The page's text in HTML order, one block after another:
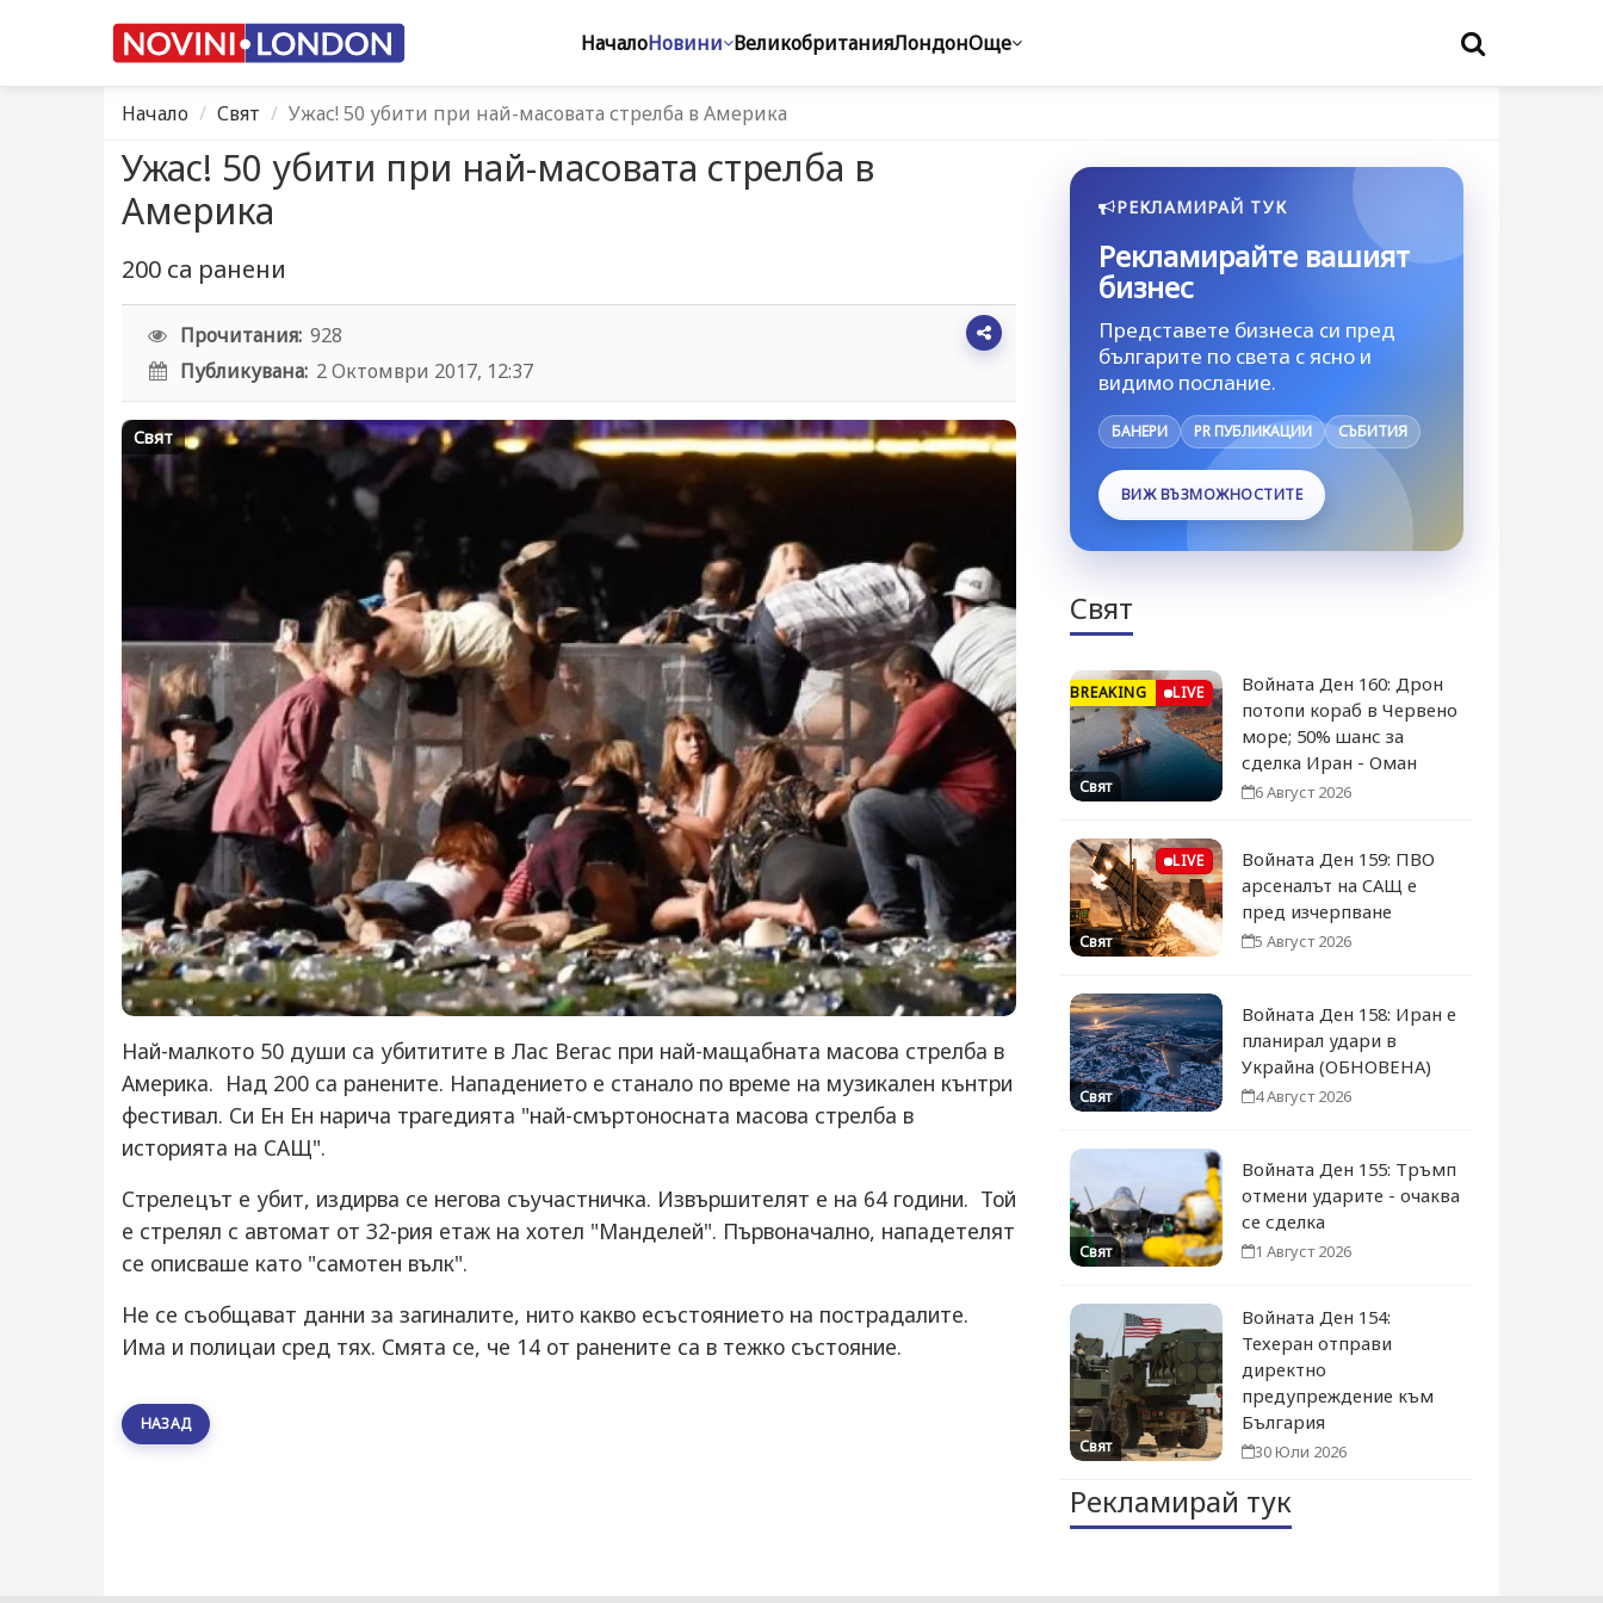
НачалоНовини ВеликобританияЛондонОще
Начало Свят Ужас! 50 убити при най-масовата стрелба в Америка
Ужас! 50 убити при най-масовата стрелба в
Америка
200 са ранени
Прочитания: 928
Публикувана: 2 Октомври 2017, 12:37
Свят
Най-малкото 50 души са убититите в Лас Вегас при най-мащабната масова стрелба в
Америка. Над 200 са ранените. Нападението е станало по време на музикален кънтри
фестивал. Си Ен Ен нарича трагедията "най-смъртоносната масова стрелба в
историята на САЩ".
Стрелецът е убит, издирва се негова съучастничка. Извършителят е на 64 години. Той
е стрелял с автомат от 32-рия етаж на хотел "Манделей". Първоначално, нападетелят
се описваше като "самотен вълк".
Не се съобщават данни за загиналите, нито какво есъстоянието на пострадалите.
Има и полицаи сред тях. Смята се, че 14 от ранените са в тежко състояние.
НАЗАД
РЕКЛАМИРАЙ ТУК
Рекламирайте вашият
бизнес
Представете бизнеса си пред
българите по света с ясно и
видимо послание.
БАНЕРИ PR ПУБЛИКАЦИИ СЪБИТИЯ
ВИЖ ВЪЗМОЖНОСТИТЕ
Свят
BREAKING LIVE
Свят
Войната Ден 160: Дрон
потопи кораб в Червено
море; 50% шанс за
сделка Иран - Оман
6 Август 2026
LIVE
Свят
Войната Ден 159: ПВО
арсеналът на САЩ е
пред изчерпване
5 Август 2026
Свят
Войната Ден 158: Иран е
планирал удари в
Украйна (ОБНОВЕНА)
4 Август 2026
Свят
Войната Ден 155: Тръмп
отмени ударите - очаква
се сделка
1 Август 2026
Свят
Войната Ден 154:
Техеран отправи
директно
предупреждение към
България
30 Юли 2026
Рекламирай тук